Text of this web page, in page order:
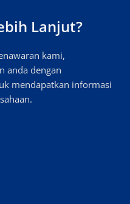
Lanjut?
kami,
anda dengan
mendapatkan informasi